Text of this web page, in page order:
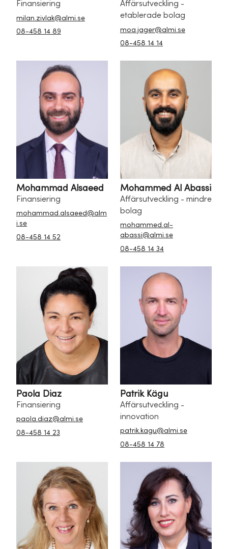
Finansiering
milan.zivlak@almi.se
08-458 14 89
Affärsutveckling -
etablerade bolag
moa.jager@almi.se
08-458 14 14
Mohammad Alsaeed
Finansiering
mohammad.alsaeed@alm
i.se
08-458 14 52
Mohammed Al Abassi
Affärsutveckling - mindre
bolag
mohammed.al-
abassi@almi.se
08-458 14 34
Paola Diaz
Finansiering
paola.diaz@almi.se
08-458 14 23
Patrik Kägu
Affärsutveckling -
innovation
patrik.kagu@almi.se
08-458 14 78